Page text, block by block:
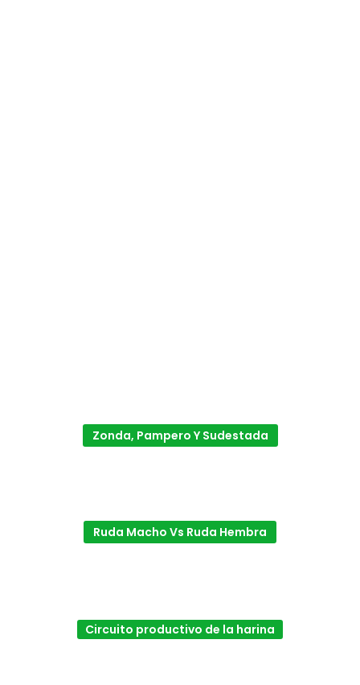
Zonda, Pampero Y Sudestada
Ruda Macho Vs Ruda Hembra
Circuito productivo de la harina